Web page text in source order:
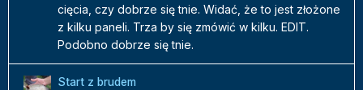
cięcia, czy dobrze się tnie. Widać, że to jest złożone
z kilku paneli. Trza by się zmówić w kilku. EDIT.
Podobno dobrze się tnie.
Start z brudem